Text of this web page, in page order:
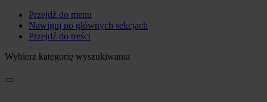
Przejdź do menu
Nawiguj po głównych sekcjach
Przejdź do treści
Wybierz kategorię wyszukiwania